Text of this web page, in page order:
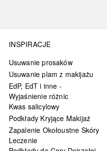
INSPIRACJE
Usuwanie prosaków
Usuwanie plam z makijażu
EdP, EdT i inne -
Wyjaśnienie różnic
Kwas salicylowy
Podkłady Kryjące Makijaż
Zapalenie Okołoustne Skóry
Leczenie